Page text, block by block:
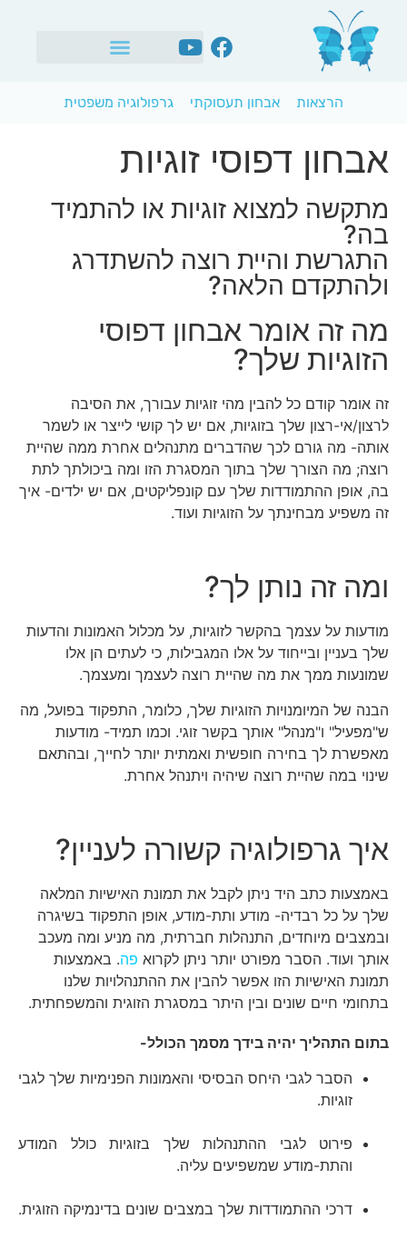
הרצאות אבחון תעסוקתי גרפולוגיה משפטית
אבחון דפוסי זוגיות
מתקשה למצוא זוגיות או להתמיד
בה?
התגרשת והיית רוצה להשתדרג
ולהתקדם הלאה?
מה זה אומר אבחון דפוסי
הזוגיות שלך?
זה אומר קודם כל להבין מהי זוגיות עבורך, את הסיבה
לרצון/אי-רצון שלך בזוגיות, אם יש לך קושי לייצר או לשמר
אותה- מה גורם לכך שהדברים מתנהלים אחרת ממה שהיית
רוצה; מה הצורך שלך בתוך המסגרת הזו ומה ביכולתך לתת
בה, אופן ההתמודדות שלך עם קונפליקטים, אם יש ילדים- איך
זה משפיע מבחינתך על הזוגיות ועוד.
ומה זה נותן לך?
מודעות על עצמך בהקשר לזוגיות, על מכלול האמונות והדעות
שלך בעניין ובייחוד על אלו המגבילות, כי לעתים הן אלו
שמונעות ממך את מה שהיית רוצה לעצמך ומעצמך.
הבנה של המיומנויות הזוגיות שלך, כלומר, התפקוד בפועל, מה
ש"מפעיל" ו"מנהל" אותך בקשר זוגי. וכמו תמיד- מודעות
מאפשרת לך בחירה חופשית ואמתית יותר לחייך, ובהתאם
שינוי במה שהיית רוצה שיהיה ויתנהל אחרת.
איך גרפולוגיה קשורה לעניין?
באמצעות כתב היד ניתן לקבל את תמונת האישיות המלאה
שלך על כל רבדיה- מודע ותת-מודע, אופן התפקוד בשיגרה
ובמצבים מיוחדים, התנהלות חברתית, מה מניע ומה מעכב
אותך ועוד. הסבר מפורט יותר ניתן לקרוא פה. באמצעות
תמונת האישיות הזו אפשר להבין את ההתנהלויות שלנו
בתחומי חיים שונים ובין היתר במסגרת הזוגית והמשפחתית.
בתום התהליך יהיה בידך מסמך הכולל-
הסבר לגבי היחס הבסיסי והאמונות הפנימיות שלך לגבי
זוגיות.
פירוט לגבי ההתנהלות שלך בזוגיות כולל המודע
והתת-מודע שמשפיעים עליה.
דרכי ההתמודדות שלך במצבים שונים בדינמיקה הזוגית.